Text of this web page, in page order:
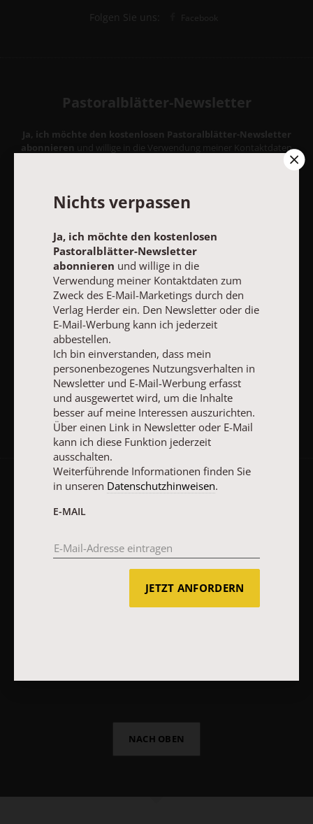
Folgen Sie uns: Facebook
Pastoralblätter-Newsletter
Ja, ich möchte den kostenlosen Pastoralblätter-Newsletter
abonnieren und willige in die Verwendung meiner Kontaktdaten
zum Zweck des E-Mail-Marketings durch den Verlag Herder ein.
Ich bin einverstanden, dass mein personenbezogenes
Nutzungsverhalten in Newsletter und E-Mail-Werbung erfasst
Interessen auszurichten. Über einen Link in Newsletter oder E-
Mail kann ich diese Funktion jederzeit ausschalten.
Weiterführende Informationen finden Sie in unseren
Datenschutzhinweisen.
JETZT ANMELDEN
AGB und Widerrufsbelehrung Datenschutz
Vertrag widerrufen Abo online kündigen
NACH OBEN
Nichts verpassen
Ja, ich möchte den kostenlosen
Pastoralblätter-Newsletter
abonnieren und willige in die
Verwendung meiner Kontaktdaten zum
Zweck des E-Mail-Marketings durch den
Verlag Herder ein. Den Newsletter oder die
E-Mail-Werbung kann ich jederzeit
abbestellen.
Ich bin einverstanden, dass mein
personenbezogenes Nutzungsverhalten in
Newsletter und E-Mail-Werbung erfasst
und ausgewertet wird, um die Inhalte
besser auf meine Interessen auszurichten.
Über einen Link in Newsletter oder E-Mail
kann ich diese Funktion jederzeit
ausschalten.
Weiterführende Informationen finden Sie
in unseren Datenschutzhinweisen.
E-MAIL
JETZT ANFORDERN